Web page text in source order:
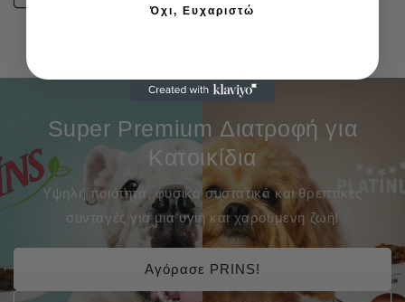
Super Premium Διατροφή για
Κατοικίδια
Υψηλή ποιότητα, φυσικά συστατικά και θρεπτικές
συνταγές για μια υγιή και χαρούμενη ζωή!
Αγόρασε PRINS!
Όχι, Ευχαριστώ